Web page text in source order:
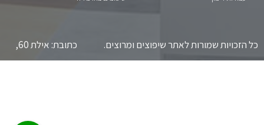
כל הזכויות שמורות לאתר שיפוצים ומרוצים. כתובת: אילת 60,